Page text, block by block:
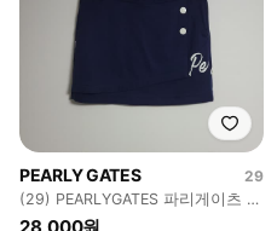
PEARLY GATES
29
(29) PEARLYGATES 파리게이츠 네
이비 골프 스커트